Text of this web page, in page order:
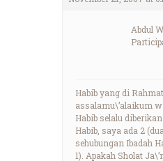
Abdul
Habib yang di
assalamu\’alaikum
Habib selalu diberikan
Habib, saya ada 2
sehubungan Ibadah
1). Apakah Sholat